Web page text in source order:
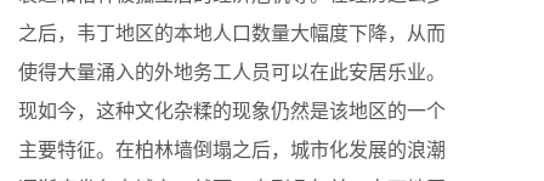
之后，韦丁地区的本地人口数量大幅度下降，从而
使得大量涌入的外地务工人员可以在此安居乐业。
现如今，这种文化杂糅的现象仍然是该地区的一个
主要特征。在柏林墙倒塌之后，城市化发展的浪潮